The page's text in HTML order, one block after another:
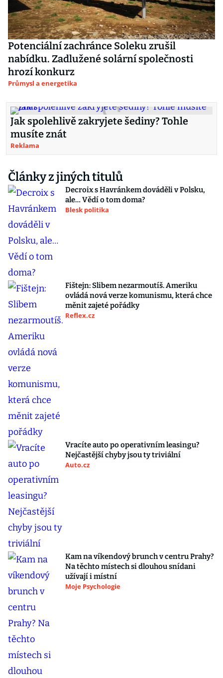
Potenciální zachránce Soleku zrušil
nabídku. Zadlužené solární společnosti
hrozí konkurz
Průmysl a energetika
Jak spolehlivě zakryjete šediny? Tohle
musíte znát
Reklama
Články z jiných titulů
Decroix s Havránkem dováděli v Polsku,
ale… Vědí o tom doma?
Blesk politika
Fištejn: Slibem nezarmoutíš. Ameriku
ovládá nová verze komunismu, která chce
měnit zajeté pořádky
Reflex.cz
Vracíte auto po operativním leasingu?
Nejčastější chyby jsou ty triviální
Auto.cz
Kam na víkendový brunch v centru Prahy?
Na těchto místech si dlouhou snídani
užívají i místní
Moje Psychologie